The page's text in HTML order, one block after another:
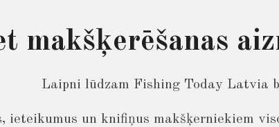
makšķerēšanas
Laipni lūdzam Fishing Today Latvia
ieteikumus un knifiņus makšķerniekiem